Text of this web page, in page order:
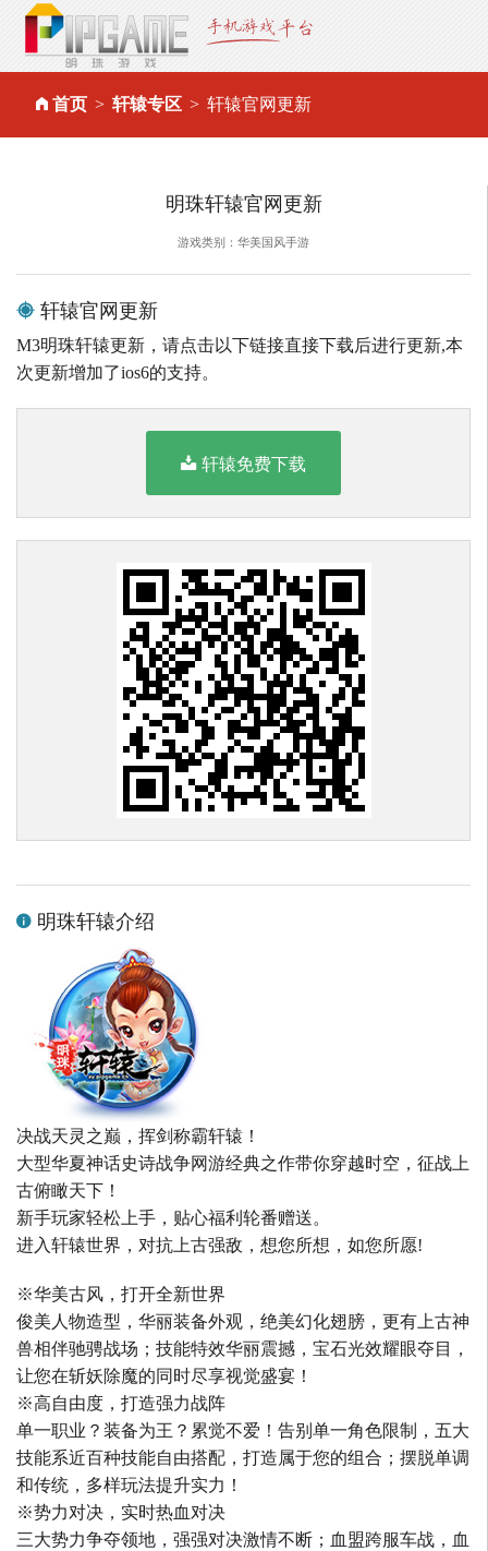
首页 轩辕专区 轩辕官网更新
明珠轩辕官网更新
游戏类别：华美国风手游
轩辕官网更新
M3明珠轩辕更新，请点击以下链接直接下载后进行更新,本
次更新增加了ios6的支持。
轩辕免费下载
明珠轩辕介绍
决战天灵之巅，挥剑称霸轩辕！
大型华夏神话史诗战争网游经典之作带你穿越时空，征战上
古俯瞰天下！
新手玩家轻松上手，贴心福利轮番赠送。
进入轩辕世界，对抗上古强敌，想您所想，如您所愿!
※华美古风，打开全新世界
俊美人物造型，华丽装备外观，绝美幻化翅膀，更有上古神
兽相伴驰骋战场；技能特效华丽震撼，宝石光效耀眼夺目，
让您在斩妖除魔的同时尽享视觉盛宴！
※高自由度，打造强力战阵
单一职业？装备为王？累觉不爱！告别单一角色限制，五大
技能系近百种技能自由搭配，打造属于您的组合；摆脱单调
和传统，多样玩法提升实力！
※势力对决，实时热血对决
三大势力争夺领地，强强对决激情不断；血盟跨服车战，血